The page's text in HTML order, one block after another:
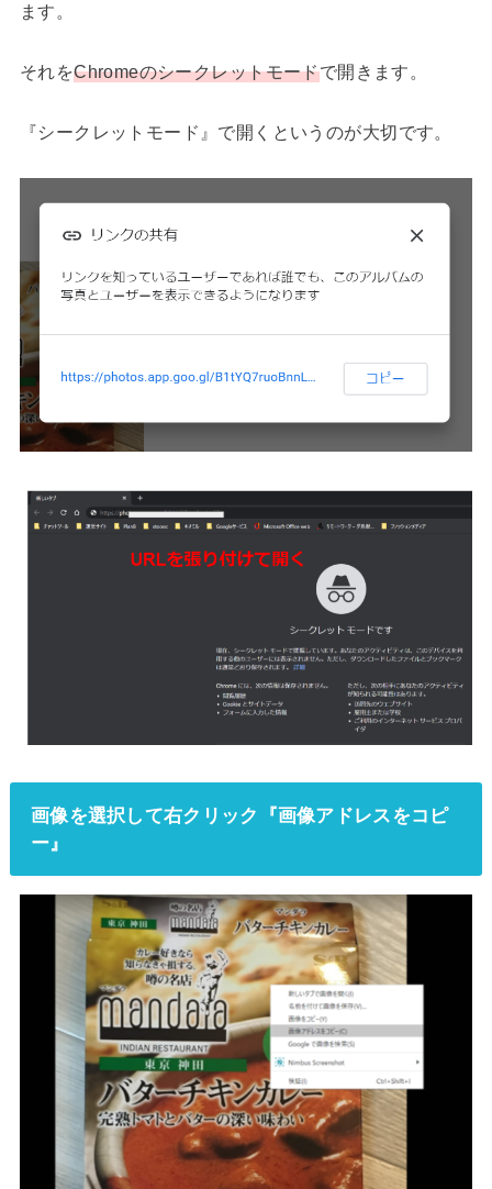
ます。
それをChromeのシークレットモードで開きます。
『シークレットモード』で開くというのが大切です。
画像を選択して右クリック『画像アドレスをコピ
ー』